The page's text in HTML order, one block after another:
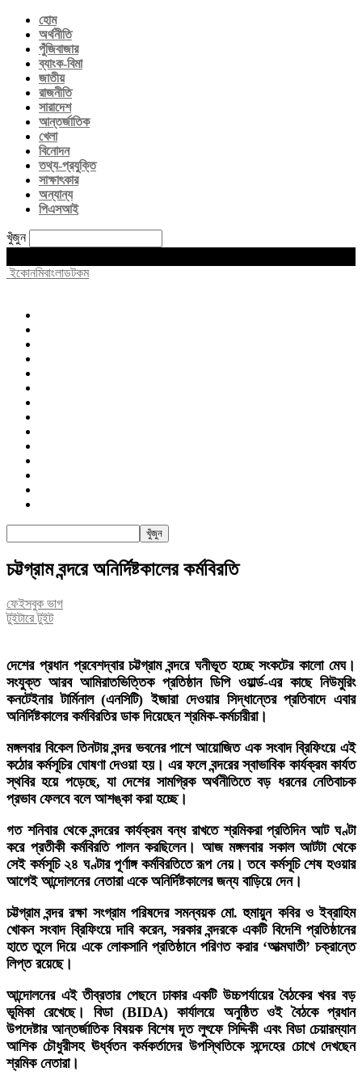
হোম
অর্থনীতি
পুঁজিবাজার
ব্যাংক-বিমা
জাতীয়
রাজনীতি
সারাদেশ
আন্তর্জাতিক
খেলা
বিনোদন
তথ্য-প্রযুক্তি
সাক্ষাৎকার
অন্যান্য
পিএসআই
খুঁজুন
ইকোনমিবাংলাডটকম
চট্টগ্রাম বন্দরে অনির্দিষ্টকালের কর্মবিরতি
ফেইসবুক ভাগ
টুইটারে টুইট
দেশের প্রধান প্রবেশদ্বার চট্টগ্রাম বন্দরে ঘনীভূত হচ্ছে সংকটের কালো মেঘ।
সংযুক্ত আরব আমিরাতভিত্তিক প্রতিষ্ঠান ডিপি ওয়ার্ল্ড-এর কাছে নিউমুরিং
কনটেইনার টার্মিনাল (এনসিটি) ইজারা দেওয়ার সিদ্ধান্তের প্রতিবাদে এবার
অনির্দিষ্টকালের কর্মবিরতির ডাক দিয়েছেন শ্রমিক-কর্মচারীরা।
মঙ্গলবার বিকেল তিনটায় বন্দর ভবনের পাশে আয়োজিত এক সংবাদ ব্রিফিংয়ে এই
কঠোর কর্মসূচির ঘোষণা দেওয়া হয়। এর ফলে বন্দরের স্বাভাবিক কার্যক্রম কার্যত
স্থবির হয়ে পড়েছে, যা দেশের সামগ্রিক অর্থনীতিতে বড় ধরনের নেতিবাচক
প্রভাব ফেলবে বলে আশঙ্কা করা হচ্ছে।
গত শনিবার থেকে বন্দরের কার্যক্রম বন্ধ রাখতে শ্রমিকরা প্রতিদিন আট ঘণ্টা
করে প্রতীকী কর্মবিরতি পালন করছিলেন। আজ মঙ্গলবার সকাল আটটা থেকে
সেই কর্মসূচি ২৪ ঘণ্টার পূর্ণাঙ্গ কর্মবিরতিতে রূপ নেয়। তবে কর্মসূচি শেষ হওয়ার
আগেই আন্দোলনের নেতারা একে অনির্দিষ্টকালের জন্য বাড়িয়ে দেন।
চট্টগ্রাম বন্দর রক্ষা সংগ্রাম পরিষদের সমন্বয়ক মো. হুমায়ুন কবির ও ইব্রাহিম
খোকন সংবাদ ব্রিফিংয়ে দাবি করেন, সরকার বন্দরকে একটি বিদেশি প্রতিষ্ঠানের
হাতে তুলে দিয়ে একে লোকসানি প্রতিষ্ঠানে পরিণত করার ‘আত্মঘাতী’ চক্রান্তে
লিপ্ত রয়েছে।
আন্দোলনের এই তীব্রতার পেছনে ঢাকার একটি উচ্চপর্যায়ের বৈঠকের খবর বড়
ভূমিকা রেখেছে। বিডা (BIDA) কার্যালয়ে অনুষ্ঠিত ওই বৈঠকে প্রধান
উপদেষ্টার আন্তর্জাতিক বিষয়ক বিশেষ দূত লুৎফে সিদ্দিকী এবং বিডা চেয়ারম্যান
আশিক চৌধুরীসহ ঊর্ধ্বতন কর্মকর্তাদের উপস্থিতিকে সন্দেহের চোখে দেখছেন
শ্রমিক নেতারা।